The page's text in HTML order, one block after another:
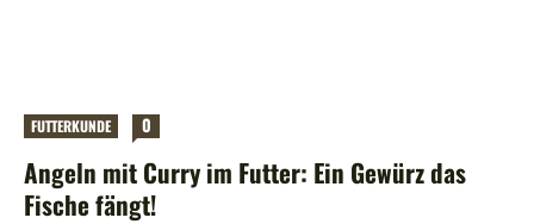
FUTTERKUNDE 0
Angeln mit Curry im Futter: Ein Gewürz das
Fische fängt!